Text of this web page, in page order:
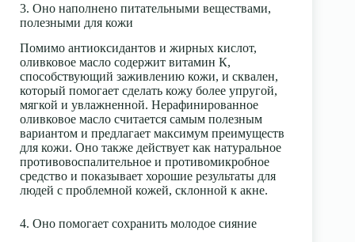
3. Оно наполнено питательными веществами,
полезными для кожи
Помимо антиоксидантов и жирных кислот,
оливковое масло содержит витамин К,
способствующий заживлению кожи, и сквален,
который помогает сделать кожу более упругой,
мягкой и увлажненной. Нерафинированное
оливковое масло считается самым полезным
вариантом и предлагает максимум преимуществ
для кожи. Оно также действует как натуральное
противовоспалительное и противомикробное
средство и показывает хорошие результаты для
людей с проблемной кожей, склонной к акне.
4. Оно помогает сохранить молодое сияние